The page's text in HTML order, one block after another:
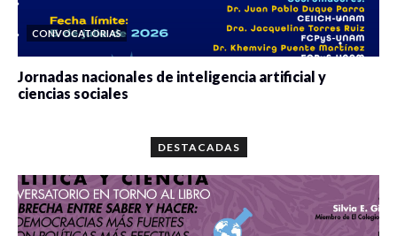
CONVOCATORIAS
Jornadas nacionales de inteligencia artificial y
ciencias sociales
DESTACADAS